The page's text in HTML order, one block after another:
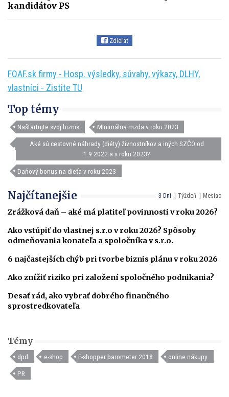
kandidátov PS
Zdieľať
FOAF.sk firmy - Hosp. výsledky, súvahy, výkazy, DLHY,
vlastníci - Zistite TU
Top témy
Naštartujte svoj biznis Minimálna mzda v roku 2023
Aké sú cestovné náhrady (diéty) živnostníkov a iných SZČO od
1.9.2022 a v roku 2023?
Daňový bonus na dieťa v roku 2023
3 Dni Týždeň Mesiac
Najčítanejšie
Zrážková daň – aké má platiteľ povinnosti v roku 2026?
Ako vstúpiť do vlastnej s.r.o v roku 2026? Spôsoby
odmeňovania konateľa a spoločníka v s.r.o.
6 najčastejších chýb pri tvorbe biznis plánu v roku 2026
Ako znížiť riziko pri založení spoločného podnikania?
Desať rád, ako vybrať dobrého finančného
sprostredkovateľa
Témy
dpd e-shop E-shopper barometer 2018 online nákupy
PR